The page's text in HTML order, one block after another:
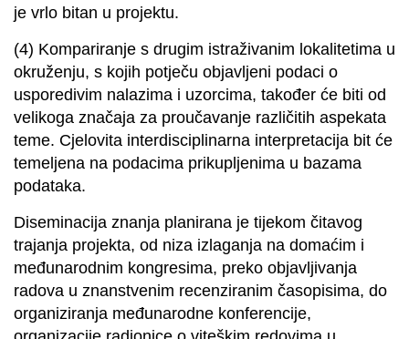
je vrlo bitan u projektu.
(4) Kompariranje s drugim istraživanim lokalitetima u
okruženju, s kojih potječu objavljeni podaci o
usporedivim nalazima i uzorcima, također će biti od
velikoga značaja za proučavanje različitih aspekata
teme. Cjelovita interdisciplinarna interpretacija bit će
temeljena na podacima prikupljenima u bazama
podataka.
Diseminacija znanja planirana je tijekom čitavog
trajanja projekta, od niza izlaganja na domaćim i
međunarodnim kongresima, preko objavljivanja
radova u znanstvenim recenziranim časopisima, do
organiziranja međunarodne konferencije,